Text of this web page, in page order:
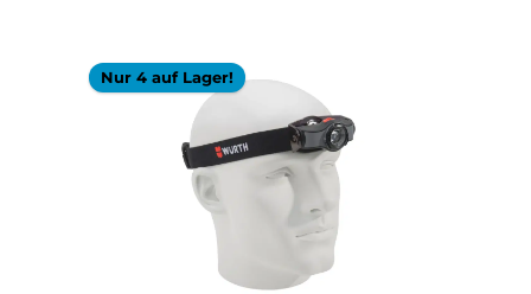
Nur 4 auf Lager!